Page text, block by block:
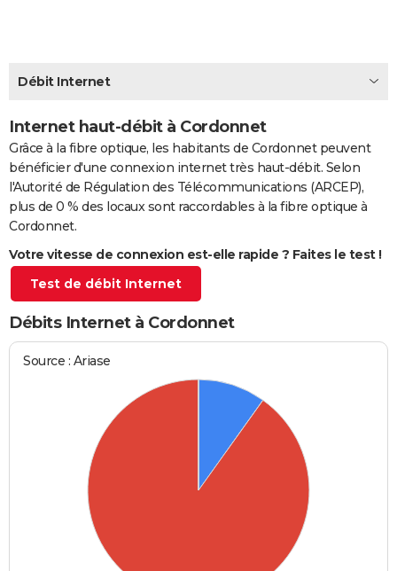
CARTE DE VOEUX
Carte de Noël
Carte Bonne année
Carte Saint-Valentin
Carte Pâques
Carte d'anniversaire
DICTIONNAIRE
PROGRAMME TV
S'inscrire
Se connecter
Lycées
Collèges
Primaires
Universités
Entreprises
Service militaire
Avis de recherche
Bricolage
Lifestyle
Culture
Sport
Auto
Television
Voyage
Cinema
Débit Internet
Internet haut-débit à Cordonnet
Grâce à la fibre optique, les habitants de Cordonnet peuvent
bénéficier d'une connexion internet très haut-débit. Selon
l'Autorité de Régulation des Télécommunications (ARCEP),
plus de 0 % des locaux sont raccordables à la fibre optique à
Cordonnet.
Votre vitesse de connexion est-elle rapide ? Faites le test !
Test de débit Internet
Débits Internet à Cordonnet
Source : Ariase